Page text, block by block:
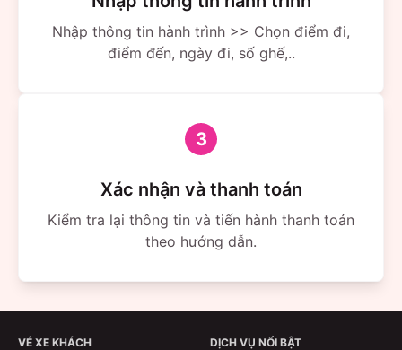
Cần Thơ
91B – Nguyễn Văn Linh, P. Hưng Lợi, Q. Ninh Kiều
Các tỉnh khác
Quảng Ngãi: 02 Trần Khánh Dư, P. Nghĩa Chánh
Ngoài ra, FUTA còn trung chuyển nội thành mọi tuyến
Nhập thông tin hành trình >> Chọn điểm đi,
điểm đến, ngày đi, số ghế,..
3
Xác nhận và thanh toán
Kiểm tra lại thông tin và tiến hành thanh toán
theo hướng dẫn.
VÉ XE KHÁCH DỊCH VỤ NỔI BẬT